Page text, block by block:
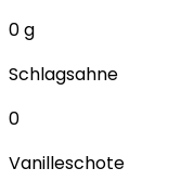
0g
Schlagsahne
0
Vanilleschote